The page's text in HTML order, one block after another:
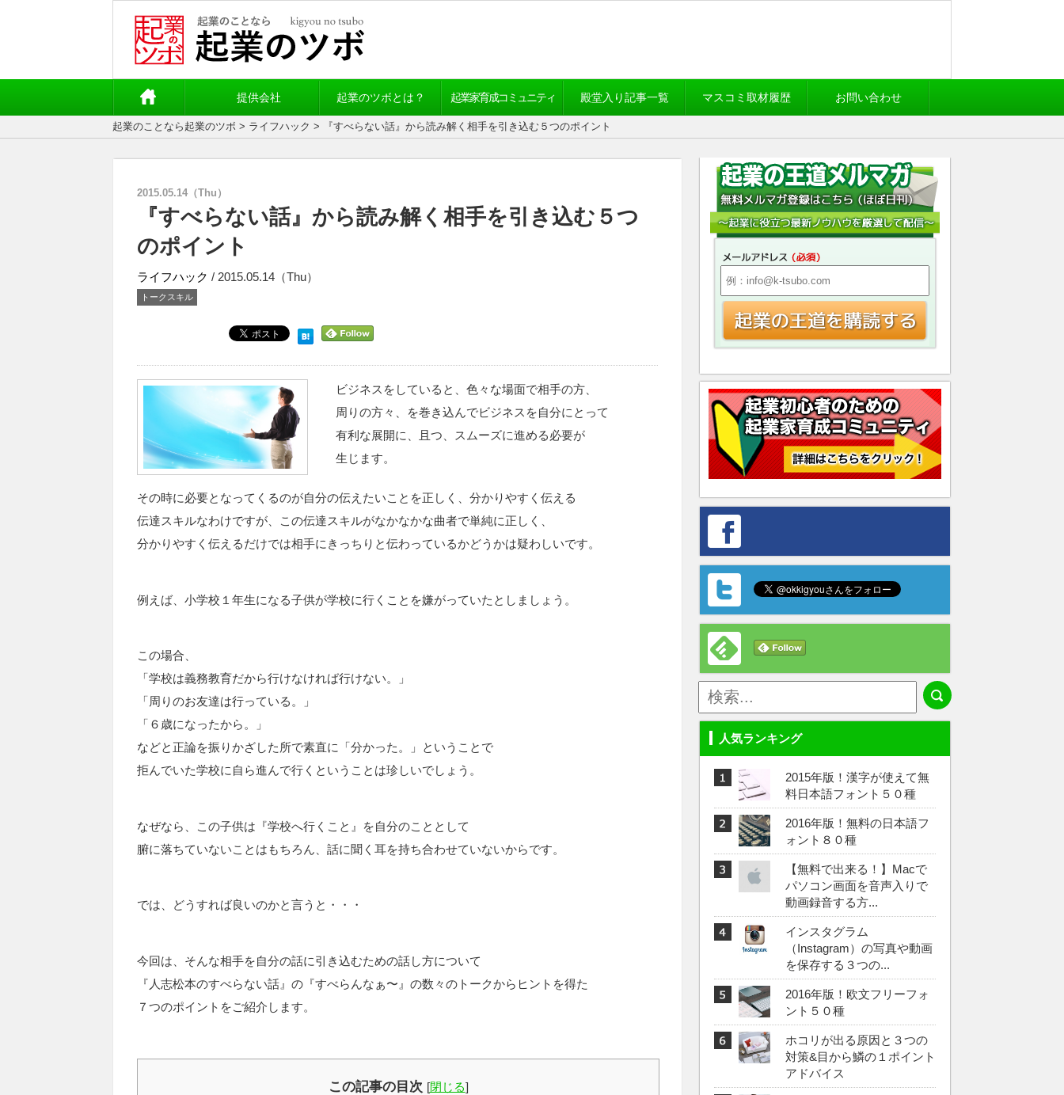
提供会社 起業のツボとは？ 起業家育成コミュニティ 殿堂入り記事一覧 マスコミ取材履歴 お問い合わせ
起業のことなら起業のツボ > ライフハック > 『すべらない話』から読み解く相手を引き込む５つのポイント
2015.05.14（Thu）
『すべらない話』から読み解く相手を引き込む５つ
のポイント
ライフハック / 2015.05.14（Thu）
トークスキル
ビジネスをしていると、色々な場面で相手の方、
周りの方々、を巻き込んでビジネスを自分にとって
有利な展開に、且つ、スムーズに進める必要が
生じます。
その時に必要となってくるのが自分の伝えたいことを正しく、分かりやすく伝える
伝達スキルなわけですが、この伝達スキルがなかなかな曲者で単純に正しく、
分かりやすく伝えるだけでは相手にきっちりと伝わっているかどうかは疑わしいです。
例えば、小学校１年生になる子供が学校に行くことを嫌がっていたとしましょう。
この場合、
「学校は義務教育だから行けなければ行けない。」
「周りのお友達は行っている。」
「６歳になったから。」
などと正論を振りかざした所で素直に「分かった。」ということで
拒んでいた学校に自ら進んで行くということは珍しいでしょう。
なぜなら、この子供は『学校へ行くこと』を自分のこととして
腑に落ちていないことはもちろん、話に聞く耳を持ち合わせていないからです。
では、どうすれば良いのかと言うと・・・
今回は、そんな相手を自分の話に引き込むための話し方について
『人志松本のすべらない話』の『すべらんなぁ〜』の数々のトークからヒントを得た
７つのポイントをご紹介します。
この記事の目次 [閉じる]
人気ランキング
2015年版！漢字が使えて無
料日本語フォント５０種
2016年版！無料の日本語フ
ォント８０種
【無料で出来る！】Macで
パソコン画面を音声入りで
動画録音する方...
インスタグラム
（Instagram）の写真や動画
を保存する３つの...
2016年版！欧文フリーフォ
ント５０種
ホコリが出る原因と３つの
対策&目から鱗の１ポイント
アドバイス